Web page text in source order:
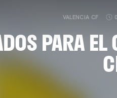
VALENCIA CF
PARA